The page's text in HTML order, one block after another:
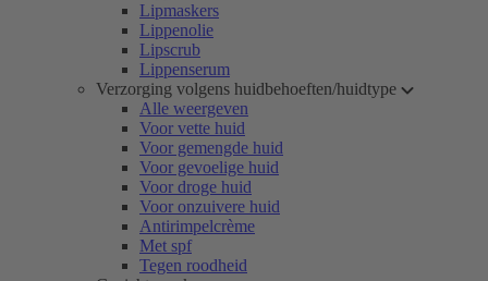
Lipmaskers
Lippenolie
Lipscrub
Lippenserum
Verzorging volgens huidbehoeften/huidtype
Alle weergeven
Voor vette huid
Voor gemengde huid
Voor gevoelige huid
Voor droge huid
Voor onzuivere huid
Antirimpelcrème
Met spf
Tegen roodheid